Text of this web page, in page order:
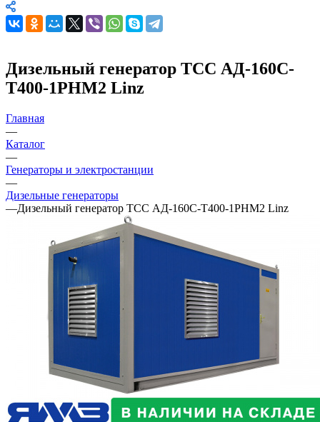
Дизельный генератор ТСС АД-160С-
Т400-1РНМ2 Linz
Главная
—
Каталог
—
Генераторы и электростанции
—
Дизельные генераторы
—Дизельный генератор ТСС АД-160С-Т400-1РНМ2 Linz